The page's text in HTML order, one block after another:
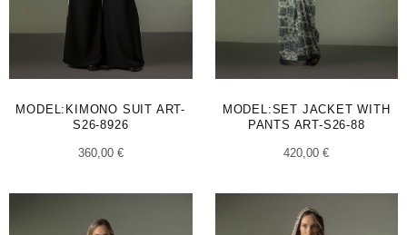
MODEL:KIMONO SUIT ART-
S26-8926
360,00 €
MODEL:SET JACKET WITH
PANTS ART-S26-88
420,00€